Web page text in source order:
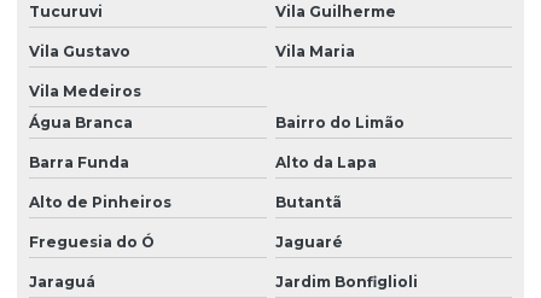
Eia rima preço
Emissão de cadri cetesb
Emissão de cadri em são paulo
Emissão de mtr
Emissão mtr cetesb
Empresa de auditoria ambiental
Tucuruvi Vila Guilherme
Vila Gustavo Vila Maria
Vila Medeiros
Água Branca
Bairro do Limão
Barra Funda Alto da Lapa
Alto de Pinheiros Butantã
Freguesia do Ó Jaguaré
Jaraguá Jardim Bonfiglioli